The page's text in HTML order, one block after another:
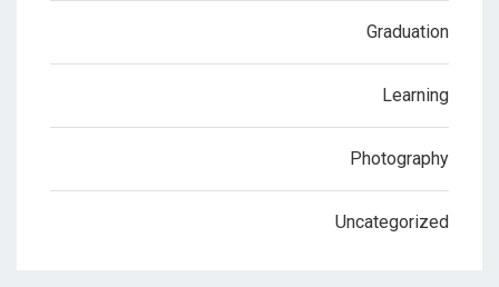
Graduation
Learning
Photography
Uncategorized